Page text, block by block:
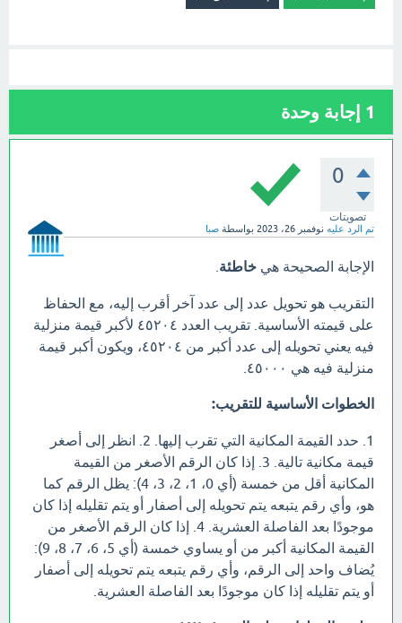
1 إجابة وحدة
0
تصويتات
تم الرد عليه نوفمبر 26، 2023 بواسطة صبا
الإجابة الصحيحة هي خاطئة
التقريب هو تحويل عدد إلى عدد آخر أقرب إليه، مع الحفاظ
على قيمته الأساسية. تقريب العدد ٤٥٢٠٤ لأكبر قيمة منزلية
فيه يعني تحويله إلى عدد أكبر من ٤٥٢٠٤، ويكون أكبر قيمة
منزلية فيه هي ٤٥٠٠٠.
الخطوات الأساسية للتقريب:
1. حدد القيمة المكانية التي تقرب إليها. 2. انظر إلى أصغر
قيمة مكانية تالية. 3. إذا كان الرقم الأصغر من القيمة
المكانية أقل من خمسة (أي 0، 1، 2، 3، 4): يظل الرقم كما
هو، وأي رقم يتبعه يتم تحويله إلى أصفار أو يتم تقليله إذا كان
موجودًا بعد الفاصلة العشرية. 4. إذا كان الرقم الأصغر من
القيمة المكانية أكبر من أو يساوي خمسة (أي 5، 6، 7، 8، 9):
يُضاف واحد إلى الرقم، وأي رقم يتبعه يتم تحويله إلى أصفار
أو يتم تقليله إذا كان موجودًا بعد الفاصلة العشرية.